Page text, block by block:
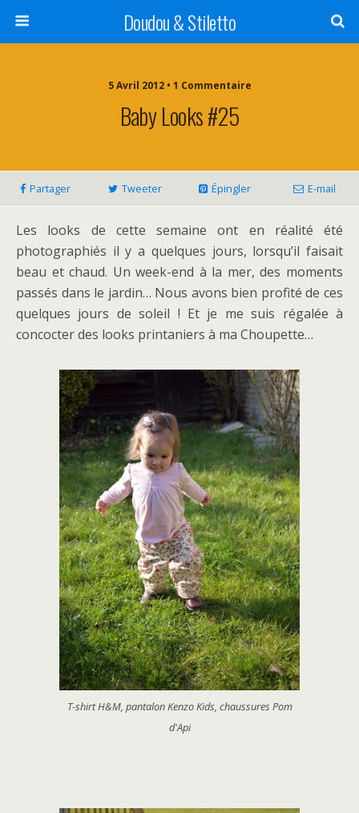
Doudou & Stiletto
5 Avril 2012 • 1 Commentaire
Baby Looks #25
Partager Tweeter Épingler E-mail
Les looks de cette semaine ont en réalité été
photographiés il y a quelques jours, lorsqu’il faisait
beau et chaud. Un week-end à la mer, des moments
passés dans le jardin… Nous avons bien profité de ces
quelques jours de soleil ! Et je me suis régalée à
concocter des looks printaniers à ma Choupette…
T-shirt H&M, pantalon Kenzo Kids, chaussures Pom
d'Api